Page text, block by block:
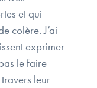
et qui
colère. J’ai
exprimer
le faire
leur